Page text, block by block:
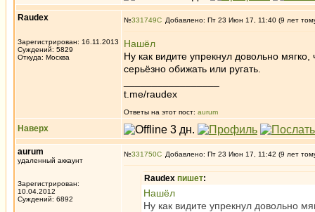
Raudex
Зарегистрирован: 16.11.2013
Суждений: 5829
Откуда: Москва
№331749 Добавлено: Пт 23 Июн 17, 11:40 (9 лет
Нашёл
Ну как видите упрекнул довольно
серьёзно обижать или ругать.
t.me/raudex
Ответы на этот пост: aurum
Наверх
aurum
удаленный аккаунт
Зарегистрирован:
10.04.2012
Суждений: 6892
№331750 Добавлено: Пт 23 Июн 17, 11:42 (9 лет
Raudex пишет:
Нашёл
Ну как видите упрекнул довольно